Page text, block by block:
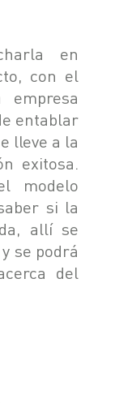
en
con el
entablar
lleve a la
exitosa.
modelo
si la
allí se
se podrá
del